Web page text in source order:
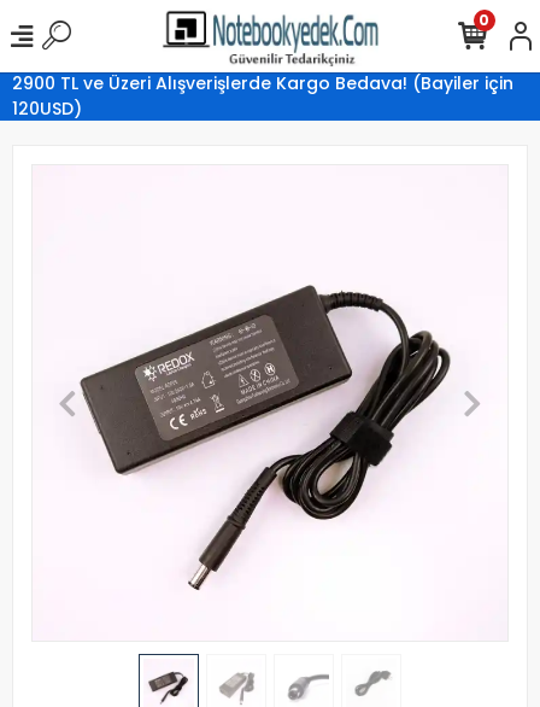
2900 TL ve Üzeri Alışverişlerde Kargo Bedava! (Bayiler için
120USD)
0